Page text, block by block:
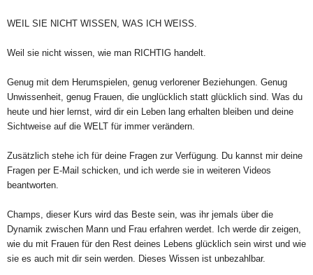
WEIL SIE NICHT WISSEN, WAS ICH WEISS.
Weil sie nicht wissen, wie man RICHTIG handelt.
Genug mit dem Herumspielen, genug verlorener Beziehungen. Genug
Unwissenheit, genug Frauen, die unglücklich statt glücklich sind. Was du
heute und hier lernst, wird dir ein Leben lang erhalten bleiben und deine
Sichtweise auf die WELT für immer verändern.
Zusätzlich stehe ich für deine Fragen zur Verfügung. Du kannst mir deine
Fragen per E-Mail schicken, und ich werde sie in weiteren Videos
beantworten.
Champs, dieser Kurs wird das Beste sein, was ihr jemals über die
Dynamik zwischen Mann und Frau erfahren werdet. Ich werde dir zeigen,
wie du mit Frauen für den Rest deines Lebens glücklich sein wirst und wie
sie es auch mit dir sein werden. Dieses Wissen ist unbezahlbar.